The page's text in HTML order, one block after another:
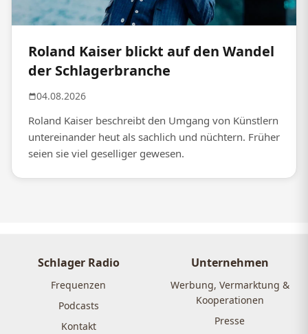
Roland Kaiser blickt auf den Wandel
der Schlagerbranche
04.08.2026
Roland Kaiser beschreibt den Umgang von Künstlern
untereinander heut als sachlich und nüchtern. Früher
seien sie viel geselliger gewesen.
Schlager Radio
Frequenzen
Podcasts
Kontakt
Unternehmen
Werbung, Vermarktung &
Kooperationen
Presse